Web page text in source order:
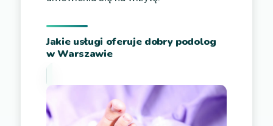
Jakie usługi oferuje dobry podolog
w Warszawie